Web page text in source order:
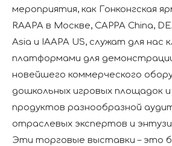
мероприятия, как Гонконгская
RAAPA в Москве, CAPPA China,
Asia и IAAPA US, служат для нас
платформами для
новейшего коммерческого
дошкольных игровых площадок
продуктов разнообразной
отраслевых экспертов и
Эти торговые выставки – это